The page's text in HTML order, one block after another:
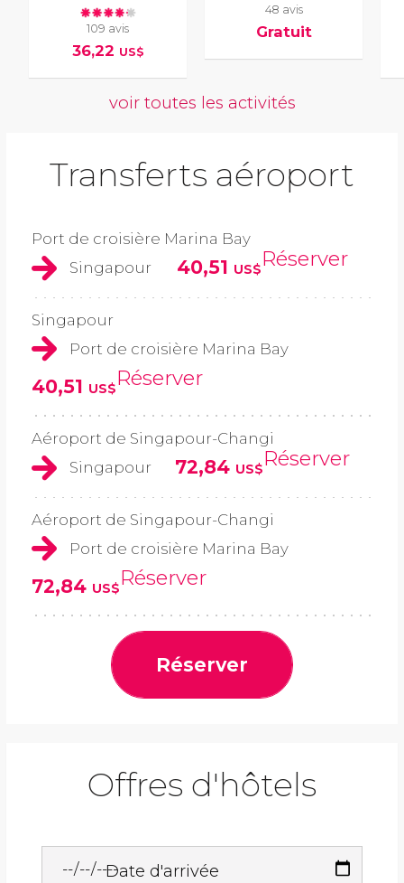
109 avis
36,22 US$
48 avis
Gratuit
voir toutes les activités
Transferts aéroport
Port de croisière Marina Bay
Singapour
40,51 US$Réserver
Singapour
Port de croisière Marina Bay
40,51 US$Réserver
Aéroport de Singapour-Changi
Singapour
72,84 US$Réserver
Aéroport de Singapour-Changi
Port de croisière Marina Bay
72,84 US$Réserver
Réserver
Offres d'hôtels
Date d'arrivée